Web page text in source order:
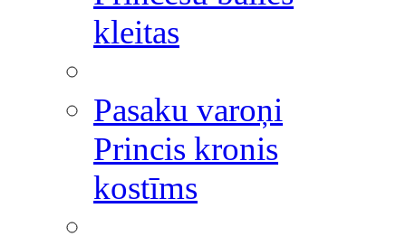
kleitas
Pasaku varoņi
Princis kronis
kostīms